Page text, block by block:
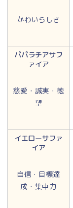
かわいらしさ
パパラチアサフ
ァイア
慈愛・誠実・徳
望
イエローサファ
イア
自信・目標達
成・集中力